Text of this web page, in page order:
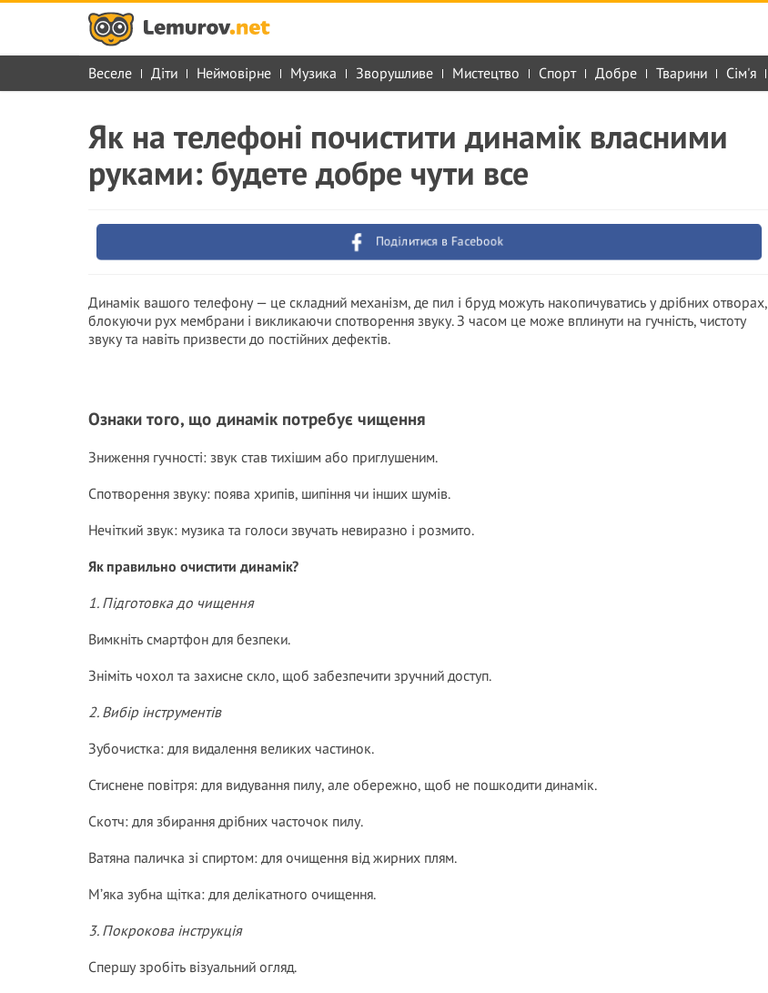
Веселе Діти Неймовірне Музика Зворушливе Мистецтво Спорт Добре Тварини Сім'я
Як на телефоні почистити динамік власними
руками: будете добре чути все
Поділитися в Facebook
Динамік вашого телефону — це складний механізм, де пил і бруд можуть накопичуватись у дрібних отворах,
блокуючи рух мембрани і викликаючи спотворення звуку. З часом це може вплинути на гучність, чистоту
звуку та навіть призвести до постійних дефектів.
Ознаки того, що динамік потребує чищення
Зниження гучності: звук став тихішим або приглушеним.
Спотворення звуку: поява хрипів, шипіння чи інших шумів.
Нечіткий звук: музика та голоси звучать невиразно і розмито.
Як правильно очистити динамік?
1. Підготовка до чищення
Вимкніть смартфон для безпеки.
Зніміть чохол та захисне скло, щоб забезпечити зручний доступ.
2. Вибір інструментів
Зубочистка: для видалення великих частинок.
Стиснене повітря: для видування пилу, але обережно, щоб не пошкодити динамік.
Скотч: для збирання дрібних часточок пилу.
Ватяна паличка зі спиртом: для очищення від жирних плям.
М’яка зубна щітка: для делікатного очищення.
3. Покрокова інструкція
Спершу зробіть візуальний огляд.